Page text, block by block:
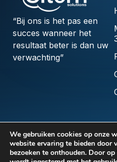
“Bij ons is het pas een
succes wanneer het
resultaat beter is dan uw
verwachting”
Algemene voorwaarden
Privacyverklaring
We gebruiken cookies op onze
website ervaring te bieden door
bezoeken te onthouden. Door